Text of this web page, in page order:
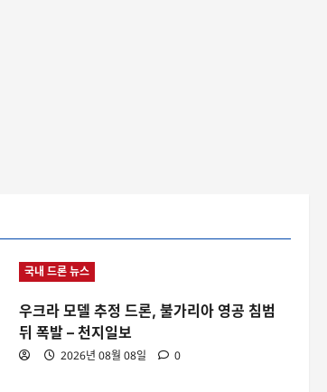
국내 드론 뉴스
우크라 모델 추정 드론, 불가리아 영공 침범
뒤 폭발 – 천지일보
2026년 08월 08일 0